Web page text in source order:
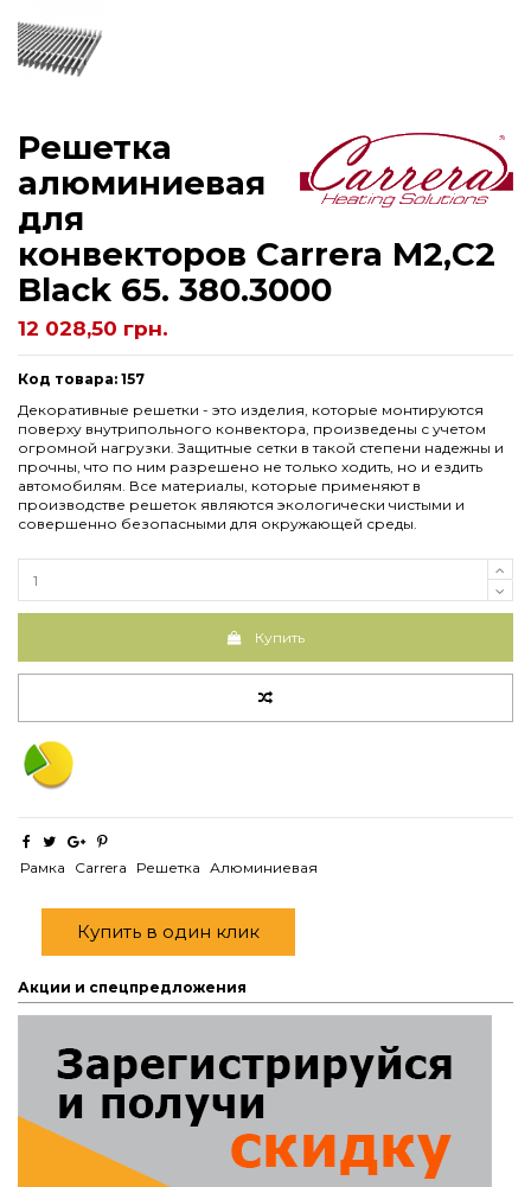
Решетка
алюминиевая
для
конвекторов Carrera М2,С2
Black 65. 380.3000
12 028,50 грн.
Код товара: 157
Декоративные решетки - это изделия, которые монтируются
поверху внутрипольного конвектора, произведены с учетом
огромной нагрузки. Защитные сетки в такой степени надежны и
прочны, что по ним разрешено не только ходить, но и ездить
автомобилям. Все материалы, которые применяют в
производстве решеток являются экологически чистыми и
совершенно безопасными для окружающей среды.
Купить
Рамка Carrera Решетка Алюминиевая
Купить в один клик
Акции и спецпредложения